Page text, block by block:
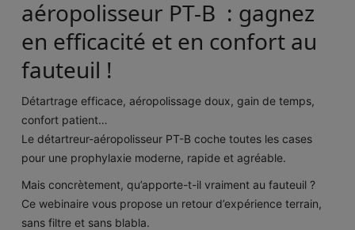
aéropolisseur PT-B : gagnez
en efficacité et en confort au
fauteuil !
Détartrage efficace, aéropolissage doux, gain de temps,
confort patient…
Le détartreur-aéropolisseur PT-B coche toutes les cases
pour une prophylaxie moderne, rapide et agréable.
Mais concrètement, qu’apporte-t-il vraiment au fauteuil ?
Ce webinaire vous propose un retour d’expérience terrain,
sans filtre et sans blabla.